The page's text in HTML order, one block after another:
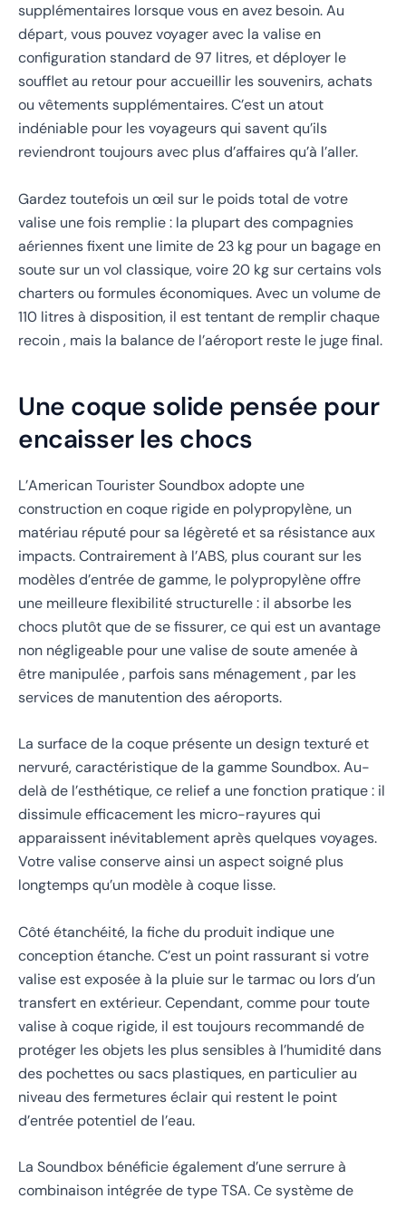
supplémentaires lorsque vous en avez besoin. Au
départ, vous pouvez voyager avec la valise en
configuration standard de 97 litres, et déployer le
soufflet au retour pour accueillir les souvenirs, achats
ou vêtements supplémentaires. C’est un atout
indéniable pour les voyageurs qui savent qu’ils
reviendront toujours avec plus d’affaires qu’à l’aller.
Gardez toutefois un œil sur le poids total de votre
valise une fois remplie : la plupart des compagnies
aériennes fixent une limite de 23 kg pour un bagage en
soute sur un vol classique, voire 20 kg sur certains vols
charters ou formules économiques. Avec un volume de
110 litres à disposition, il est tentant de remplir chaque
recoin , mais la balance de l’aéroport reste le juge final.
Une coque solide pensée pour
encaisser les chocs
L’American Tourister Soundbox adopte une
construction en coque rigide en polypropylène, un
matériau réputé pour sa légèreté et sa résistance aux
impacts. Contrairement à l’ABS, plus courant sur les
modèles d’entrée de gamme, le polypropylène offre
une meilleure flexibilité structurelle : il absorbe les
chocs plutôt que de se fissurer, ce qui est un avantage
non négligeable pour une valise de soute amenée à
être manipulée , parfois sans ménagement , par les
services de manutention des aéroports.
La surface de la coque présente un design texturé et
nervuré, caractéristique de la gamme Soundbox. Au-
delà de l’esthétique, ce relief a une fonction pratique : il
dissimule efficacement les micro-rayures qui
apparaissent inévitablement après quelques voyages.
Votre valise conserve ainsi un aspect soigné plus
longtemps qu’un modèle à coque lisse.
Côté étanchéité, la fiche du produit indique une
conception étanche. C’est un point rassurant si votre
valise est exposée à la pluie sur le tarmac ou lors d’un
transfert en extérieur. Cependant, comme pour toute
valise à coque rigide, il est toujours recommandé de
protéger les objets les plus sensibles à l’humidité dans
des pochettes ou sacs plastiques, en particulier au
niveau des fermetures éclair qui restent le point
d’entrée potentiel de l’eau.
La Soundbox bénéficie également d’une serrure à
combinaison intégrée de type TSA. Ce système de